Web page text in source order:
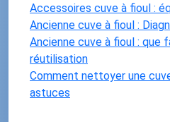
Accessoires cuve à fioul :
Ancienne cuve à fioul :
Ancienne cuve à fioul : que
réutilisation
Comment nettoyer une
astuces